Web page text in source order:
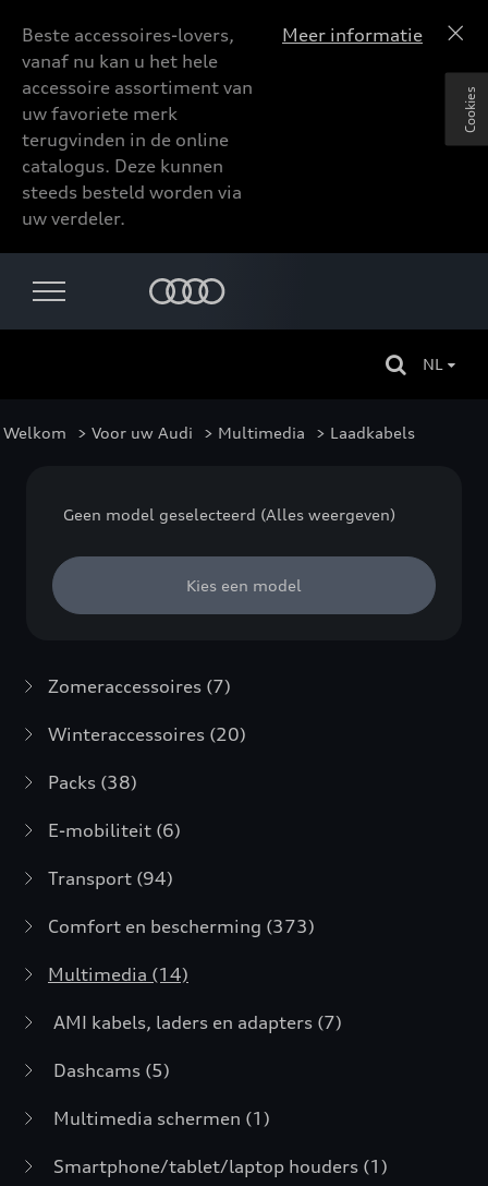
Beste accessoires-lovers,
vanaf nu kan u het hele
accessoire assortiment van
uw favoriete merk
terugvinden in de online
catalogus. Deze kunnen
steeds besteld worden via
uw verdeler.
Meer informatie
NL
Welkom > Voor uw Audi > Multimedia > Laadkabels
Geen model geselecteerd (Alles weergeven)
Kies een model
Zomeraccessoires (7)
Winteraccessoires (20)
Packs (38)
E-mobiliteit (6)
Transport (94)
Comfort en bescherming (373)
Multimedia (14)
AMI kabels, laders en adapters (7)
Dashcams (5)
Multimedia schermen (1)
Smartphone/tablet/laptop houders (1)
Cookies